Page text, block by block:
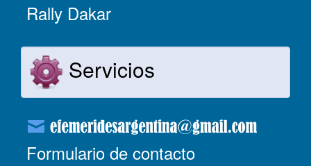
Rally Dakar
Servicios
Formulario de contacto